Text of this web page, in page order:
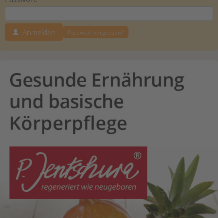
Anmelden Passwort vergessen?